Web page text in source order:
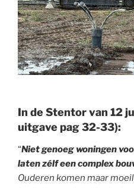
In de Stentor van 12
uitgave pag 32-33):
“Niet genoeg woningen
laten zélf een complex
Ouderen komen maar